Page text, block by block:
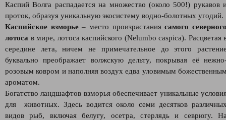
Каспий Волга распадается на множество (около 500!) рукавов
проток, образуя уникальную экосистему водно-болотных угодий.
Каспийское взморье– место произрастаниясамого
лотоса в мире, лотоса каспийского (Nelumbo caspica). Расцветая
середине лета, ничем не примечательное до этого
буквально преображает волжскую дельту, покрывая её
розовым ковром и наполняя воздух едва уловимым
ароматом.
Богатство ландшафтов взморья обеспечивает уникальные
для животных. Здесь водится около семи десятков
видов рыб, включая белугу, осетра, стерлядь и севрюгу.